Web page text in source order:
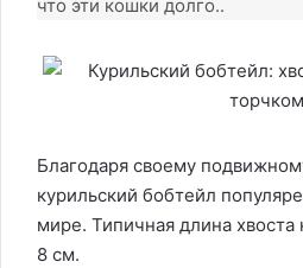
что эти кошки долго..
Благодаря своему
курильский бобтейл
мире. Типичная длина
8 см.